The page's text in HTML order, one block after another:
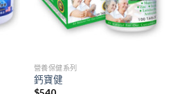
營養保健系列
鈣寶健